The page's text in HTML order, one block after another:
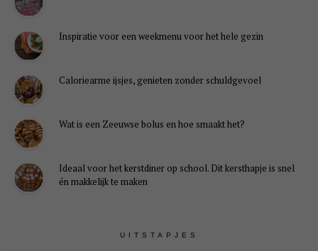
Inspiratie voor een weekmenu voor het hele gezin
Caloriearme ijsjes, genieten zonder schuldgevoel
Wat is een Zeeuwse bolus en hoe smaakt het?
Ideaal voor het kerstdiner op school. Dit kersthapje is snel
én makkelijk te maken
UITSTAPJES